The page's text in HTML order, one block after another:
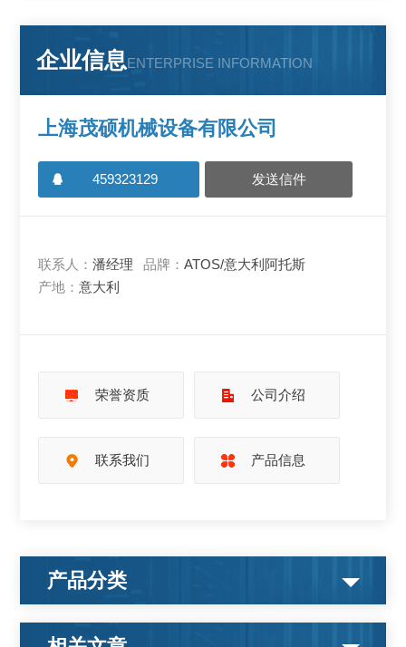
企业信息ENTERPRISE INFORMATION
上海茂硕机械设备有限公司
459323129 发送信件
联系人：潘经理 品牌：ATOS/意大利阿托斯
产地：意大利
荣誉资质 公司介绍
联系我们 产品信息
产品分类